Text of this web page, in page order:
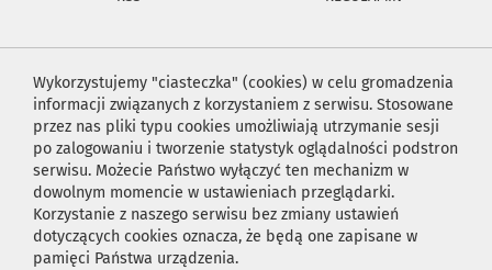
Wykorzystujemy "ciasteczka" (cookies) w celu gromadzenia
informacji związanych z korzystaniem z serwisu. Stosowane
przez nas pliki typu cookies umożliwiają utrzymanie sesji
po zalogowaniu i tworzenie statystyk oglądalności podstron
serwisu. Możecie Państwo wyłączyć ten mechanizm w
dowolnym momencie w ustawieniach przeglądarki.
Korzystanie z naszego serwisu bez zmiany ustawień
dotyczących cookies oznacza, że będą one zapisane w
pamięci Państwa urządzenia.